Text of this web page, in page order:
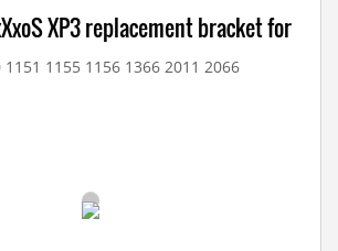
XP3 replacement bracket for
1151 1155 1156 1366 2011 2066